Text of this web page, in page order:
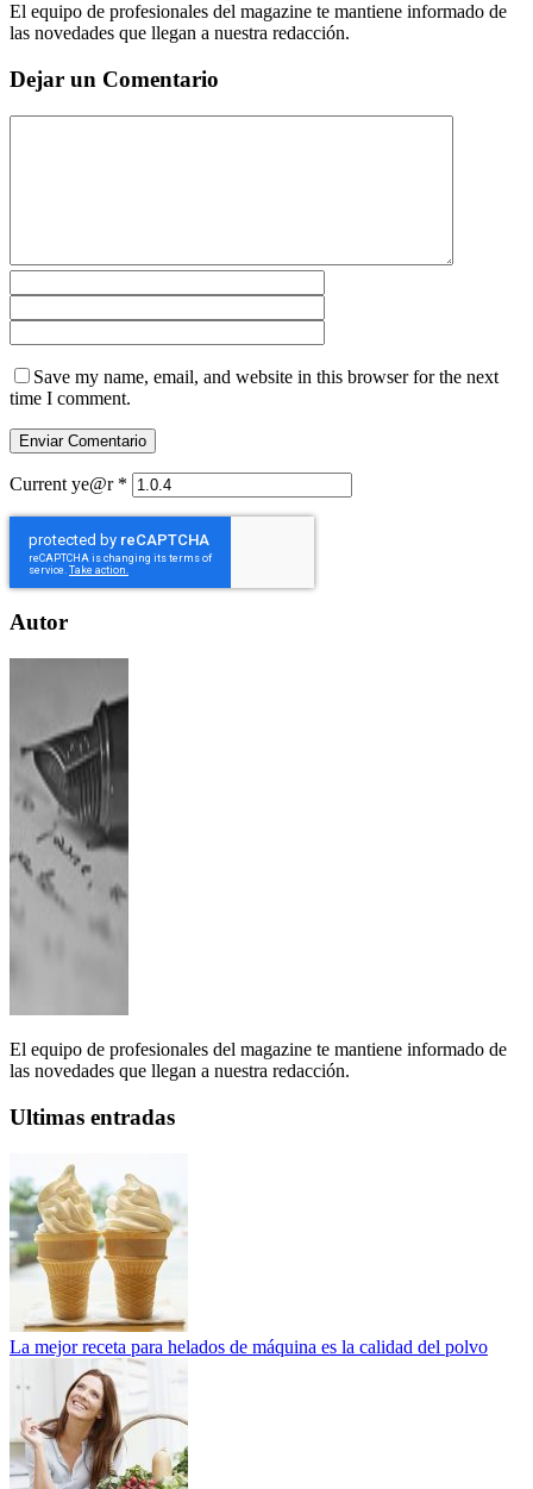
El equipo de profesionales del magazine te mantiene informado de
las novedades que llegan a nuestra redacción.
Dejar un Comentario
Save my name, email, and website in this browser for the next
time I comment.
Current ye@r *
Autor
El equipo de profesionales del magazine te mantiene informado de
las novedades que llegan a nuestra redacción.
Ultimas entradas
La mejor receta para helados de máquina es la calidad del polvo